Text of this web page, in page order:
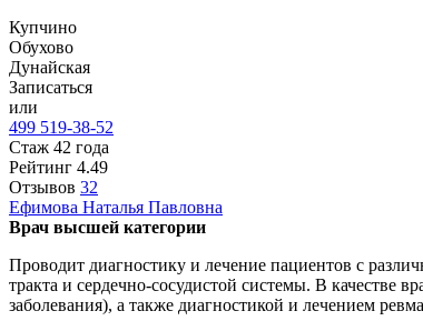
Купчино
Обухово
Дунайская
Записаться
или
499 519-38-52
Стаж 42 года
Рейтинг 4.49
Отзывов 32
Ефимова Наталья Павловна
Врач высшей категории
Проводит диагностику и лечение пациентов с
тракта и сердечно-сосудистой системы. В качестве
заболевания), а также диагностикой и лечением